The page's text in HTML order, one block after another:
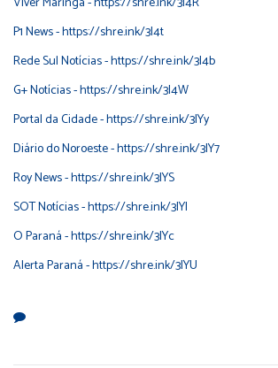
P1 News -https://shre.ink/3I4t
Rede Sul Notícias -https://shre.ink/3I4b
G+ Notícias -https://shre.ink/3I4W
Portal da Cidade -https://shre.ink/3IYy
Diário do Noroeste -https://shre.ink/3IY7
Roy News -https://shre.ink/3IYS
SOT Notícias -https://shre.ink/3IYI
O Paraná -https://shre.ink/3IYc
Alerta Paraná -https://shre.ink/3IYU